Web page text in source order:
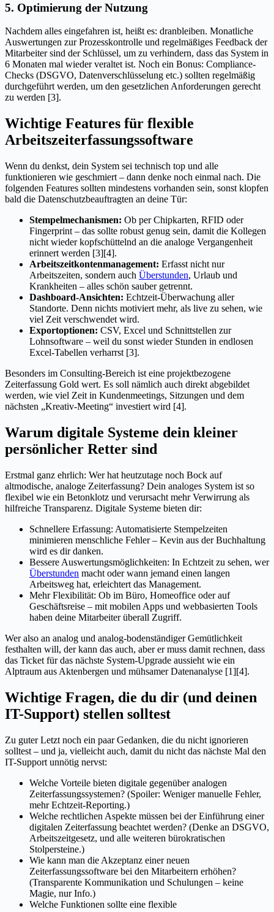
5. Optimierung der Nutzung
Nachdem alles eingefahren ist, heißt es: dranbleiben. Monatliche
Auswertungen zur Prozesskontrolle und regelmäßiges Feedback der
Mitarbeiter sind der Schlüssel, um zu verhindern, dass das System in
6 Monaten mal wieder veraltet ist. Noch ein Bonus: Compliance-
Checks (DSGVO, Datenverschlüsselung etc.) sollten regelmäßig
durchgeführt werden, um den gesetzlichen Anforderungen gerecht
zu werden [3].
Wichtige Features für flexible
Arbeitszeiterfassungssoftware
Wenn du denkst, dein System sei technisch top und alle
funktionieren wie geschmiert – dann denke noch einmal nach. Die
folgenden Features sollten mindestens vorhanden sein, sonst klopfen
bald die Datenschutzbeauftragten an deine Tür:
Stempelmechanismen: Ob per Chipkarten, RFID oder
Fingerprint – das sollte robust genug sein, damit die Kollegen
nicht wieder kopfschüttelnd an die analoge Vergangenheit
erinnert werden [3][4].
Arbeitszeitkontenmanagement: Erfasst nicht nur
Arbeitszeiten, sondern auch Überstunden, Urlaub und
Krankheiten – alles schön sauber getrennt.
Dashboard-Ansichten: Echtzeit-Überwachung aller
Standorte. Denn nichts motiviert mehr, als live zu sehen, wie
viel Zeit verschwendet wird.
Exportoptionen: CSV, Excel und Schnittstellen zur
Lohnsoftware – weil du sonst wieder Stunden in endlosen
Excel-Tabellen verharrst [3].
Besonders im Consulting-Bereich ist eine projektbezogene
Zeiterfassung Gold wert. Es soll nämlich auch direkt abgebildet
werden, wie viel Zeit in Kundenmeetings, Sitzungen und dem
nächsten „Kreativ-Meeting“ investiert wird [4].
Warum digitale Systeme dein kleiner
persönlicher Retter sind
Erstmal ganz ehrlich: Wer hat heutzutage noch Bock auf
altmodische, analoge Zeiterfassung? Dein analoges System ist so
flexibel wie ein Betonklotz und verursacht mehr Verwirrung als
hilfreiche Transparenz. Digitale Systeme bieten dir:
Schnellere Erfassung: Automatisierte Stempelzeiten
minimieren menschliche Fehler – Kevin aus der Buchhaltung
wird es dir danken.
Bessere Auswertungsmöglichkeiten: In Echtzeit zu sehen, wer
Überstunden macht oder wann jemand einen langen
Arbeitsweg hat, erleichtert das Management.
Mehr Flexibilität: Ob im Büro, Homeoffice oder auf
Geschäftsreise – mit mobilen Apps und webbasierten Tools
haben deine Mitarbeiter überall Zugriff.
Wer also an analog und analog-bodenständiger Gemütlichkeit
festhalten will, der kann das auch, aber er muss damit rechnen, dass
das Ticket für das nächste System-Upgrade aussieht wie ein
Alptraum aus Aktenbergen und mühsamer Datenanalyse [1][4].
Wichtige Fragen, die du dir (und deinen
IT-Support) stellen solltest
Zu guter Letzt noch ein paar Gedanken, die du nicht ignorieren
solltest – und ja, vielleicht auch, damit du nicht das nächste Mal den
IT-Support unnötig nervst:
Welche Vorteile bieten digitale gegenüber analogen
Zeiterfassungssystemen? (Spoiler: Weniger manuelle Fehler,
mehr Echtzeit-Reporting.)
Welche rechtlichen Aspekte müssen bei der Einführung einer
digitalen Zeiterfassung beachtet werden? (Denke an DSGVO,
Arbeitszeitgesetz, und alle weiteren bürokratischen
Stolpersteine.)
Wie kann man die Akzeptanz einer neuen
Zeiterfassungssoftware bei den Mitarbeitern erhöhen?
(Transparente Kommunikation und Schulungen – keine
Magie, nur Info.)
Welche Funktionen sollte eine flexible